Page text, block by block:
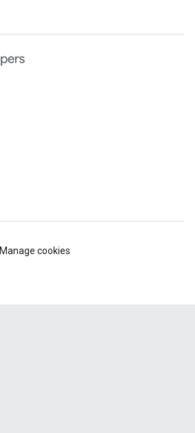
Manage cookies